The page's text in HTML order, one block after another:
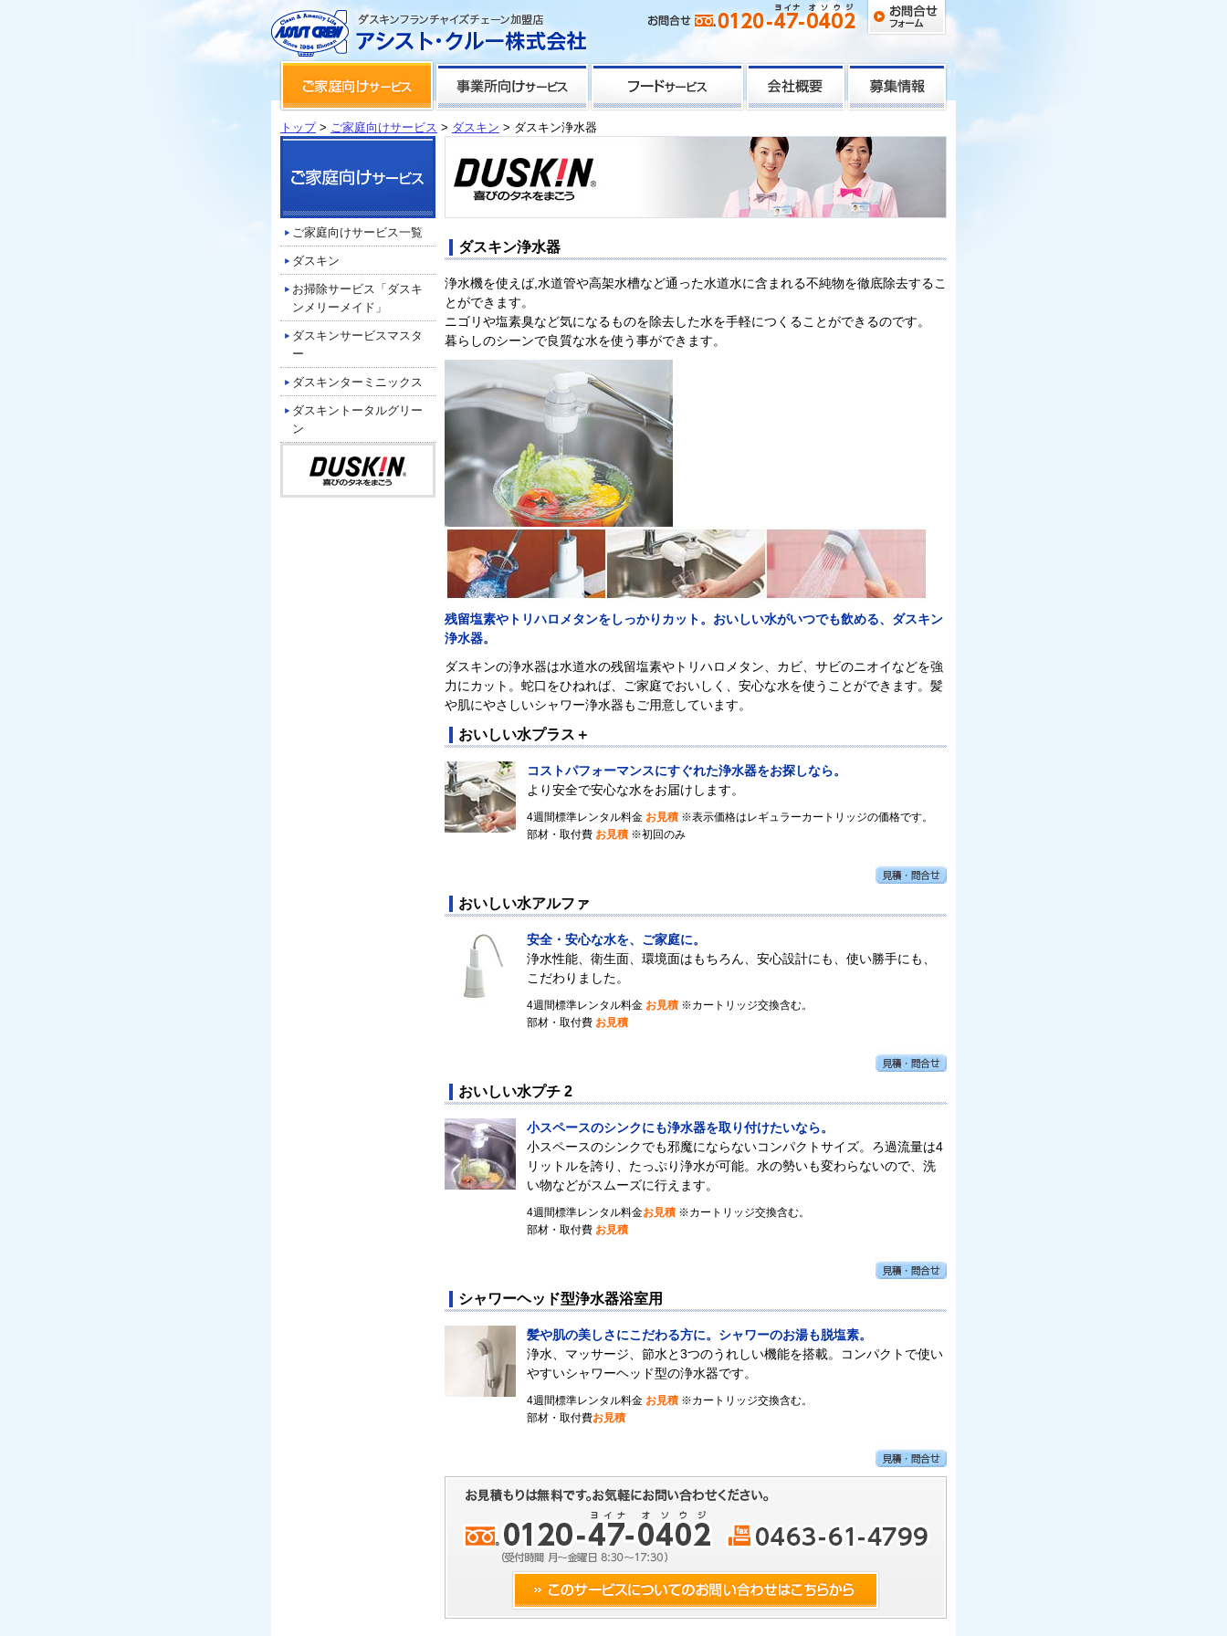
トップ> ご家庭向けサービス > ダスキン > ダスキン浄水器
ご家庭向けサービス一覧
ダスキン
お掃除サービス「ダスキ
ンメリーメイド」
ダスキンサービスマスタ
ー
ダスキンターミニックス
ダスキントータルグリー
ン
ダスキン浄水器
浄水機を使えば,水道管や高架水槽など通った水道水に含まれる不純物を徹底除去するこ
とができます。
ニゴリや塩素臭など気になるものを除去した水を手軽につくることができるのです。
暮らしのシーンで良質な水を使う事ができます。
残留塩素やトリハロメタンをしっかりカット。おいしい水がいつでも飲める、ダスキン
浄水器。
ダスキンの浄水器は水道水の残留塩素やトリハロメタン、カビ、サビのニオイなどを強
力にカット。蛇口をひねれば、ご家庭でおいしく、安心な水を使うことができます。髪
や肌にやさしいシャワー浄水器もご用意しています。
おいしい水プラス＋
コストパフォーマンスにすぐれた浄水器をお探しなら。
より安全で安心な水をお届けします。
4週間標準レンタル料金 お見積 ※表示価格はレギュラーカートリッジの価格です。
部材・取付費 お見積 ※初回のみ
おいしい水アルファ
安全・安心な水を、ご家庭に。
浄水性能、衛生面、環境面はもちろん、安心設計にも、使い勝手にも、
こだわりました。
4週間標準レンタル料金 お見積 ※カートリッジ交換含む。
部材・取付費 お見積
おいしい水プチ 2
小スペースのシンクにも浄水器を取り付けたいなら。
小スペースのシンクでも邪魔にならないコンパクトサイズ。ろ過流量は4
リットルを誇り、たっぷり浄水が可能。水の勢いも変わらないので、洗
い物などがスムーズに行えます。
4週間標準レンタル料金お見積 ※カートリッジ交換含む。
部材・取付費 お見積
シャワーヘッド型浄水器浴室用
髪や肌の美しさにこだわる方に。シャワーのお湯も脱塩素。
浄水、マッサージ、節水と3つのうれしい機能を搭載。コンパクトで使い
やすいシャワーヘッド型の浄水器です。
4週間標準レンタル料金 お見積 ※カートリッジ交換含む。
部材・取付費お見積